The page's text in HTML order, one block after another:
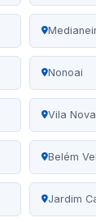
Nonoai
Vila Nova
Belém
Jardim